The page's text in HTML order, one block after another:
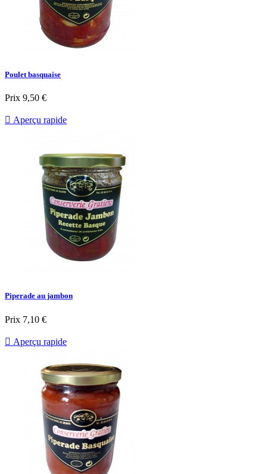
Poulet basquaise
Prix 9,50 €
 Aperçu rapide
Piperade au jambon
Prix 7,10 €
 Aperçu rapide